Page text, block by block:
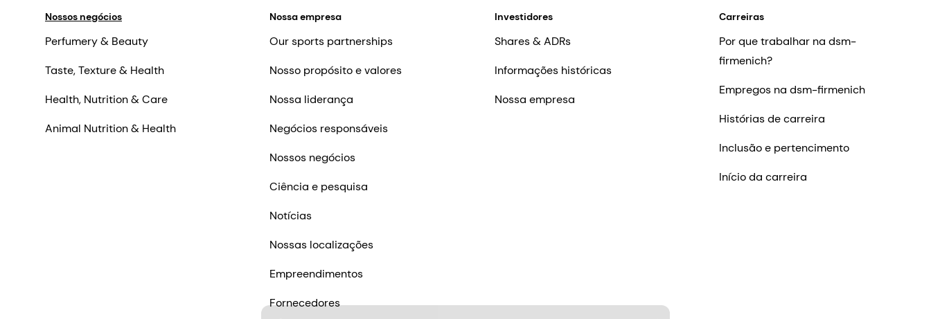
Nossos negócios
Perfumery & Beauty
Taste, Texture & Health
Health, Nutrition & Care
Animal Nutrition & Health
Nossa empresa
Our sports partnerships
Nosso propósito e valores
Nossa liderança
Negócios responsáveis
Nossos negócios
Ciência e pesquisa
Notícias
Nossas localizações
Empreendimentos
Fornecedores
Investidores
Shares & ADRs
Informações históricas
Nossa empresa
Carreiras
Por que trabalhar na dsm-
firmenich?
Empregos na dsm-firmenich
Histórias de carreira
Inclusão e pertencimento
Início da carreira